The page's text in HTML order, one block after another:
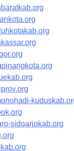
kuduskab.org
sidoarjokab.org